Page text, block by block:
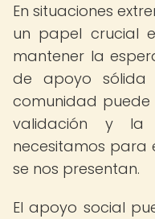
En situaciones
un papel crucial
mantener la
de apoyo sólida
comunidad puede
validación y la
necesitamos para
se nos presentan.
El apoyo social